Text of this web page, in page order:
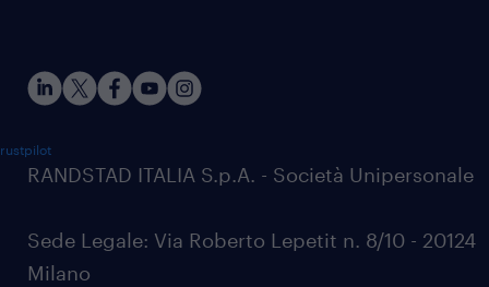
RANDSTAD ITALIA S.p.A. - Società Unipersonale
Sede Legale: Via Roberto Lepetit n. 8/10 - 20124
Milano